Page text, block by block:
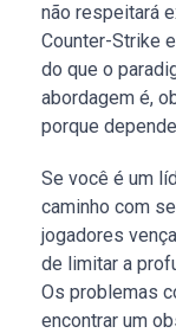
não respeitará
Counter-Strike
do que o
abordagem é,
porque
Se você é um
caminho com
jogadores
de limitar a
Os problemas
encontrar um